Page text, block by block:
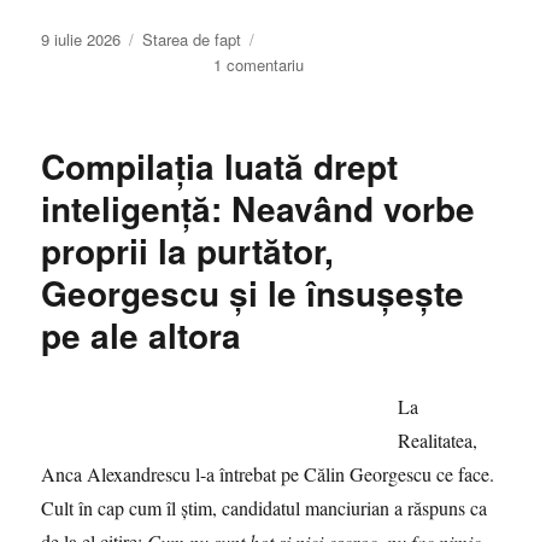
Publicat
9 iulie 2026 Categorii
Starea de fapt
1 comentariula
Cristoiu!
Ankara,
nu
la
Istanbul
Compilația luată drept
inteligență: Neavând vorbe
proprii la purtător,
Georgescu și le însușește
pe ale altora
La
Realitatea,
Anca Alexandrescu l-a întrebat pe Călin Georgescu ce face.
Cult în cap cum îl știm, candidatul manciurian a răspuns ca